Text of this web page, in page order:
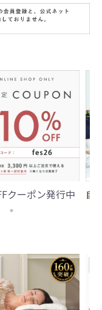
クーポン発行中 自